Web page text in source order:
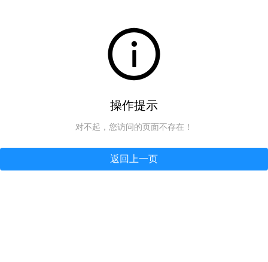
操作提示
对不起，您访问的页面不存在！
返回上一页